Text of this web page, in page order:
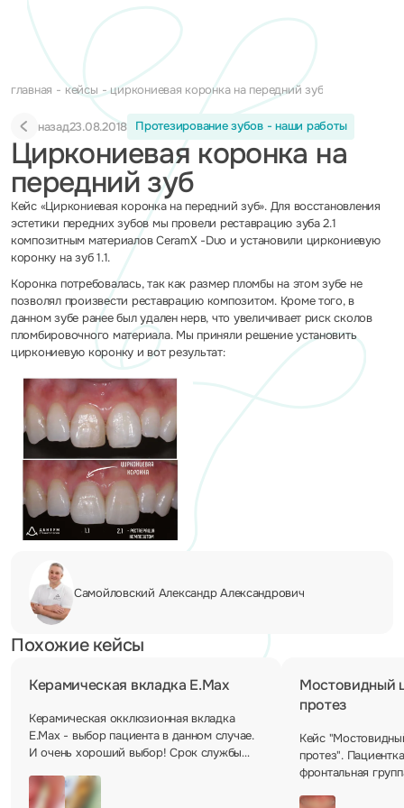
главная кейсы циркониевая коронка на передний зуб
назад Протезирование зубов - наши работы
23.08.2018
Циркониевая коронка на
передний зуб
Кейс «Циркониевая коронка на передний зуб». Для восстановления
эстетики передних зубов мы провели реставрацию зуба 2.1
композитным материалов CeramX -Duo и установили циркониевую
коронку на зуб 1.1.
Коронка потребовалась, так как размер пломбы на этом зубе не
позволял произвести реставрацию композитом. Кроме того, в
данном зубе ранее был удален нерв, что увеличивает риск сколов
пломбировочного материала. Мы приняли решение установить
циркониевую коронку и вот результат:
Самойловский АлександрАлександрович
Похожие кейсы
Керамическая вкладка E.Max
Керамическая окклюзионная вкладка
E.Max - выбор пациента в данном случае.
И очень хороший выбор! Срок службы
правильном уходе и это не предел. Только
представьте, поставил и забыл!
Мостовидный
протез
Кейс
протез".
фронтальная